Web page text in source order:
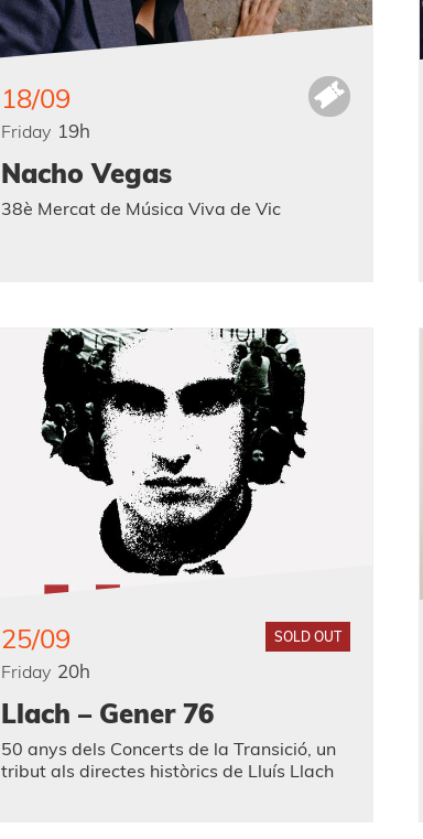
18/09
Friday 19h
Nacho Vegas
38è Mercat de Música Viva de Vic
SOLD OUT
25/09
Friday 20h
Llach – Gener 76
50 anys dels Concerts de la Transició, un
tribut als directes històrics de Lluís Llach